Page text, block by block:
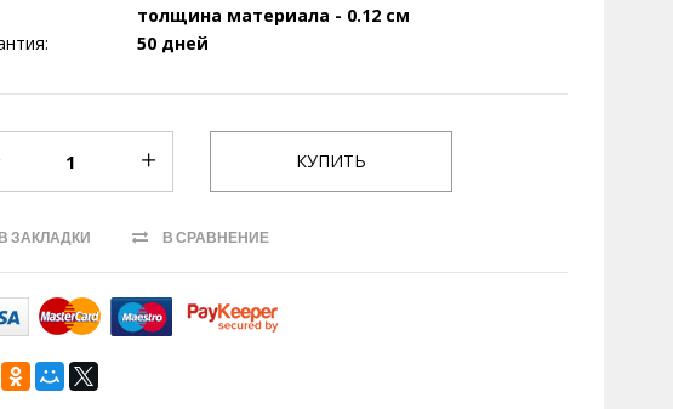
толщина материала - 0.12 см
50 дней
В ЗАКЛАДКИ В СРАВНЕНИЕ